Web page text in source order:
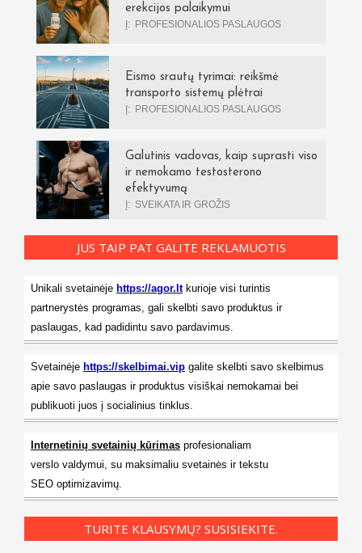
erekcijos palaikymui
Į: PROFESIONALIOS PASLAUGOS
Eismo srautų tyrimai: reikšmė
transporto sistemų plėtrai
Į: PROFESIONALIOS PASLAUGOS
Galutinis vadovas, kaip suprasti viso
ir nemokamo testosterono
efektyvumą
Į: SVEIKATA IR GROŽIS
JUS TAIP PAT GALITE REKLAMUOTIS
Unikali svetainėje https://agor.ltkurioje visi turintis
partnerystės programas, gali skelbti savo produktus ir
paslaugas, kad padidintu savo pardavimus.
Svetainėje https://skelbimai.vip galite skelbti savo skelbimus
apie savo paslaugas ir produktus visiškai nemokamai bei
publikuoti juos į socialinius tinklus.
Internetinių svetainių kūrimas profesionaliam
verslo valdymui, su maksimaliu svetainės ir tekstu
SEO optimizavimų.
TURITE KLAUSYMŲ? SUSISIEKITE.